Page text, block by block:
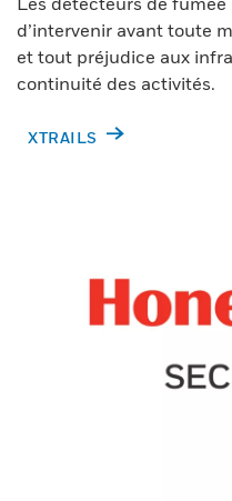
d’intervenir avant toute
et tout préjudice aux
continuité des activités.
XTRAILS